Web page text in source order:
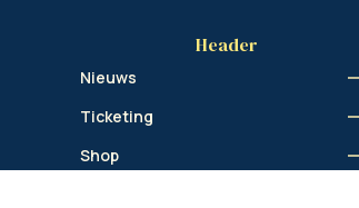
Header
Nieuws
Ticketing
Shop